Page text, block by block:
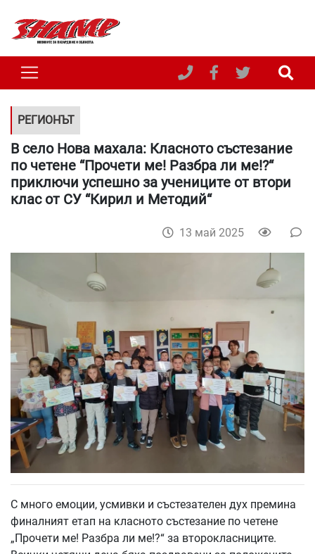
РЕГИОНЪТ
В село Нова махала: Класното състезание
по четене “Прочети ме! Разбра ли ме!?“
приключи успешно за учениците от втори
клас от СУ “Кирил и Методий“
13 май 2025
С много емоции, усмивки и състезателен дух премина
финалният етап на класното състезание по четене
„Прочети ме! Разбра ли ме!?“ за второкласниците.